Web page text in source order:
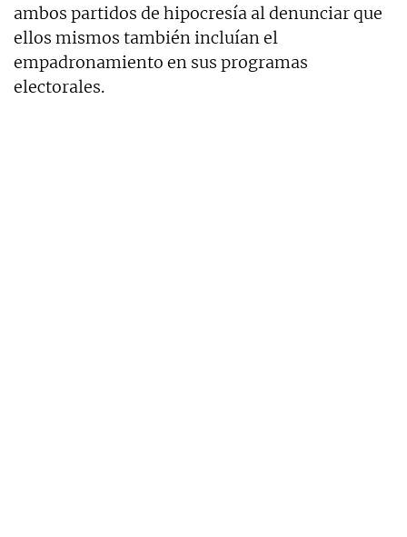
ambos partidos de hipocresía al denunciar que
ellos mismos también incluían el
empadronamiento en sus programas
electorales.